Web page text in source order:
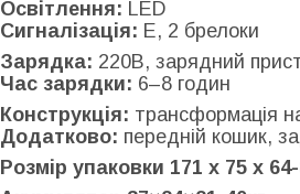
Освітлення: LED
Сигналізація: Е, 2 брелоки
Зарядка: 220В, зарядний
Час зарядки: 6–8 годин
Конструкція: трансформація
Додатково: передній кошик,
Розмір упаковки 171 х 75 х 64-